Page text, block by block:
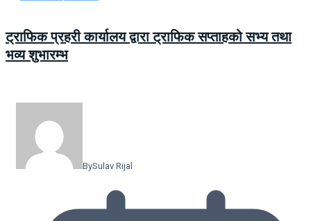
ट्राफिक प्रहरी कार्यालय द्वारा ट्राफिक सप्ताहको सभ्य तथा
भव्य शुभारम्भ
BySulav Rijal